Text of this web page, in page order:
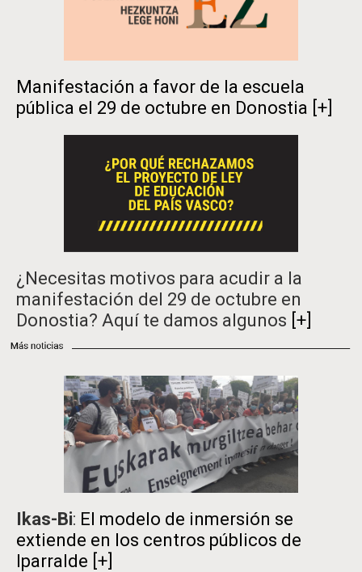
Manifestación a favor de la escuela
pública el 29 de octubre en Donostia [+]
¿Necesitas motivos para acudir a la
manifestación del 29 de octubre en
Donostia? Aquí te damos algunos [+]
Ikas-Bi: El modelo de inmersión se
extiende en los centros públicos de
Iparralde [+]